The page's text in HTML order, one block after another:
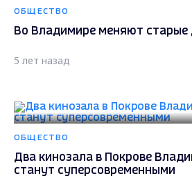
ОБЩЕСТВО
Во Владимире меняют старые
5 лет назад
ОБЩЕСТВО
Два кинозала в Покрове
станут суперсовременными